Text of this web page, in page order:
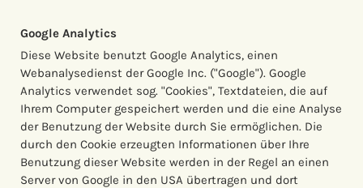
Google Analytics
Diese Website benutzt Google Analytics, einen
Webanalysedienst der Google Inc. ("Google"). Google
Analytics verwendet sog. "Cookies", Textdateien, die auf
Ihrem Computer gespeichert werden und die eine Analyse
der Benutzung der Website durch Sie ermöglichen. Die
durch den Cookie erzeugten Informationen über Ihre
Benutzung dieser Website werden in der Regel an einen
Server von Google in den USA übertragen und dort